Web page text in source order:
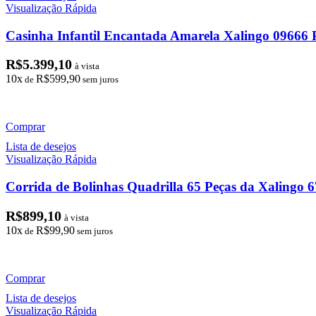
Visualização Rápida
Casinha Infantil Encantada Amarela Xalingo 09666
R$5.399,10 à vista
10x de R$599,90 sem juros
Comprar
Lista de desejos
Visualização Rápida
Corrida de Bolinhas Quadrilla 65 Peças da Xalingo
R$899,10 à vista
10x de R$99,90 sem juros
Comprar
Lista de desejos
Visualização Rápida